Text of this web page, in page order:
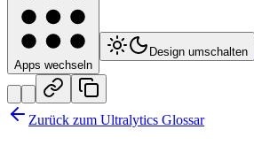
Apps wechseln
Design umschalten
Zurück zum Ultralytics Glossar